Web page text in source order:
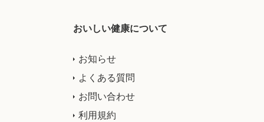
おいしい健康について
お知らせ
よくある質問
お問い合わせ
利用規約